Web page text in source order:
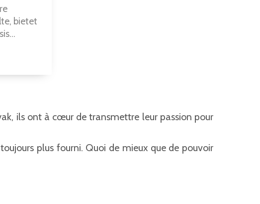
bietet
ils ont à cœur de transmettre leur passion pour
plus fourni. Quoi de mieux que de pouvoir